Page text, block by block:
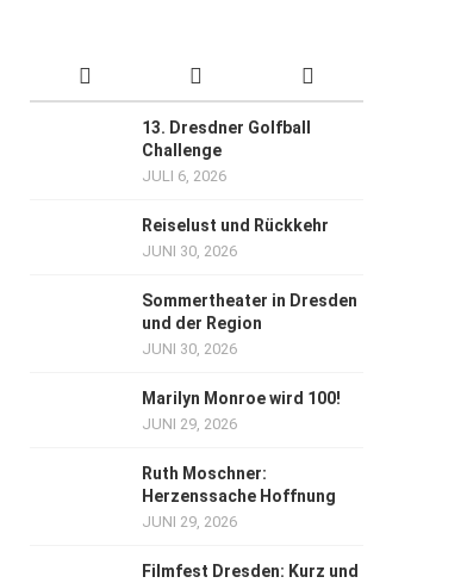
13. Dresdner Golfball
Challenge
JULI 6, 2026
Reiselust und Rückkehr
JUNI 30, 2026
Sommertheater in Dresden
und der Region
JUNI 30, 2026
Marilyn Monroe wird 100!
JUNI 29, 2026
Ruth Moschner:
Herzenssache Hoffnung
JUNI 29, 2026
Filmfest Dresden: Kurz und